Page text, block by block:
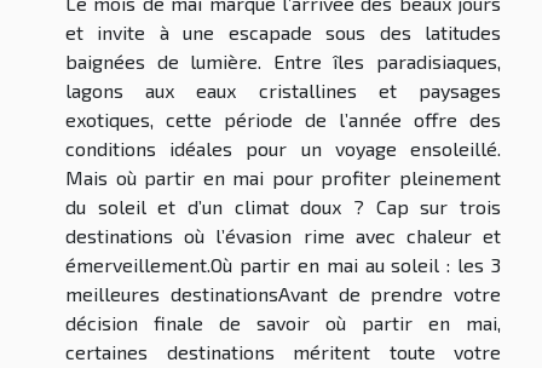
et invite à une escapade sous des latitudes
baignées de lumière. Entre îles paradisiaques,
lagons aux eaux cristallines et paysages
exotiques, cette période de l’année offre des
conditions idéales pour un voyage ensoleillé.
Mais où partir en mai pour profiter pleinement
du soleil et d’un climat doux ? Cap sur trois
destinations où l’évasion rime avec chaleur et
émerveillement.Où partir en mai au soleil : les 3
meilleures destinationsAvant de prendre votre
décision finale de savoir où partir en mai,
certaines destinations méritent toute votre